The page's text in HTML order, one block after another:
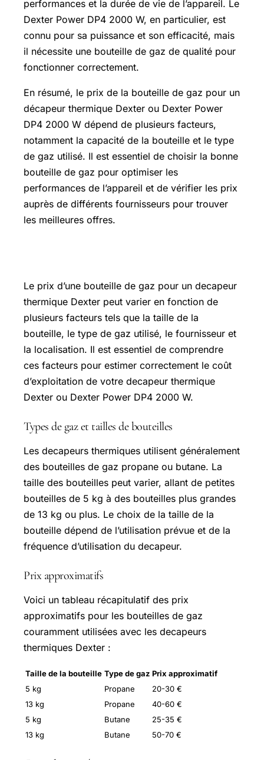
performances et la durée de vie de l’appareil. Le
Dexter Power DP4 2000 W, en particulier, est
connu pour sa puissance et son efficacité, mais
il nécessite une bouteille de gaz de qualité pour
fonctionner correctement.
En résumé, le prix de la bouteille de gaz pour un
décapeur thermique Dexter ou Dexter Power
DP4 2000 W dépend de plusieurs facteurs,
notamment la capacité de la bouteille et le type
de gaz utilisé. Il est essentiel de choisir la bonne
bouteille de gaz pour optimiser les
performances de l’appareil et de vérifier les prix
auprès de différents fournisseurs pour trouver
les meilleures offres.
Le prix d’une bouteille de gaz pour un decapeur
thermique Dexter peut varier en fonction de
plusieurs facteurs tels que la taille de la
bouteille, le type de gaz utilisé, le fournisseur et
la localisation. Il est essentiel de comprendre
ces facteurs pour estimer correctement le coût
d’exploitation de votre decapeur thermique
Dexter ou Dexter Power DP4 2000 W.
Types de gaz et tailles de bouteilles
Les decapeurs thermiques utilisent généralement
des bouteilles de gaz propane ou butane. La
taille des bouteilles peut varier, allant de petites
bouteilles de 5 kg à des bouteilles plus grandes
de 13 kg ou plus. Le choix de la taille de la
bouteille dépend de l’utilisation prévue et de la
fréquence d’utilisation du decapeur.
Prix approximatifs
Voici un tableau récapitulatif des prix
approximatifs pour les bouteilles de gaz
couramment utilisées avec les decapeurs
thermiques Dexter :
Taille de la bouteille Type de gaz Prix approximatif
5 kg
Propane
20-30 €
13 kg
Propane
40-60 €
5 kg
Butane
25-35 €
13 kg
Butane 50-70 €